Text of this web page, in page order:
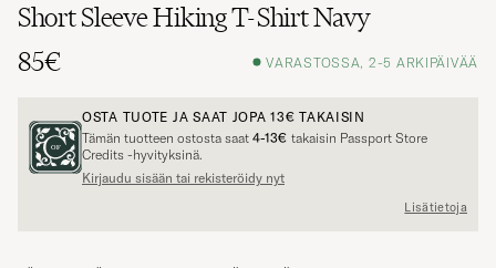
Short Sleeve Hiking T-Shirt Navy
85€
VARASTOSSA, 2-5 ARKIPÄIVÄÄ
OSTA TUOTE JA SAAT JOPA13€ TAKAISIN
Tämän tuotteen ostosta saat 4-13€ takaisin Passport Store
Credits -hyvityksinä.
Kirjaudu sisään tai rekisteröidy nyt
Lisätietoja